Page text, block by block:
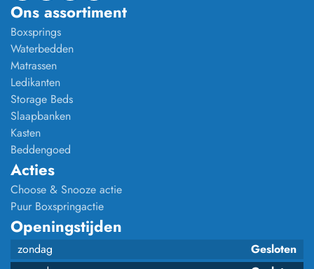
Ons assortiment
Boxsprings
Waterbedden
Matrassen
Ledikanten
Storage Beds
Slaapbanken
Kasten
Beddengoed
Acties
Choose & Snooze actie
Puur Boxspringactie
Openingstijden
zondag
Gesloten